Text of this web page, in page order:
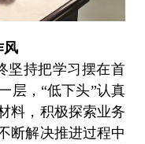
风
坚持把学习摆在首
层，“低下头”认真
料，积极探索业务
断解决推进过程中